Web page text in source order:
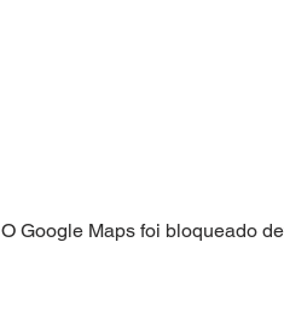
O Google Maps foi bloqueado